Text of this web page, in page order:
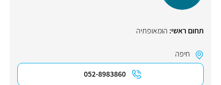
תחום ראשי: הומאופתיה
חיפה
052-8983860